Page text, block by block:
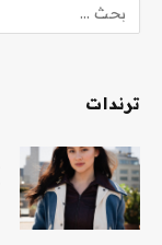
ترندات